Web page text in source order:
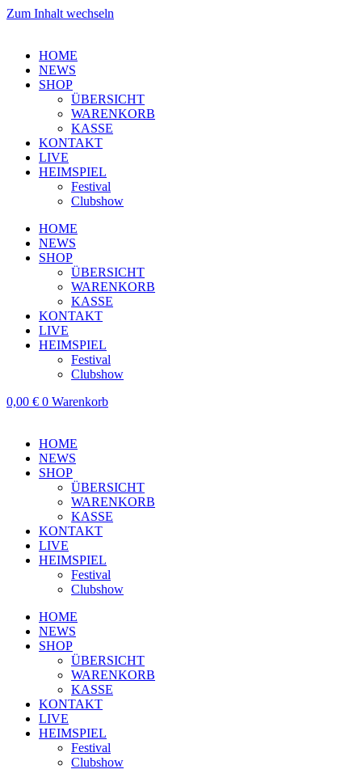
Zum Inhalt wechseln
HOME
NEWS
SHOP
ÜBERSICHT
WARENKORB
KASSE
KONTAKT
LIVE
HEIMSPIEL
Festival
Clubshow
HOME
NEWS
SHOP
ÜBERSICHT
WARENKORB
KASSE
KONTAKT
LIVE
HEIMSPIEL
Festival
Clubshow
0,00 € 0 Warenkorb
HOME
NEWS
SHOP
ÜBERSICHT
WARENKORB
KASSE
KONTAKT
LIVE
HEIMSPIEL
Festival
Clubshow
HOME
NEWS
SHOP
ÜBERSICHT
WARENKORB
KASSE
KONTAKT
LIVE
HEIMSPIEL
Festival
Clubshow